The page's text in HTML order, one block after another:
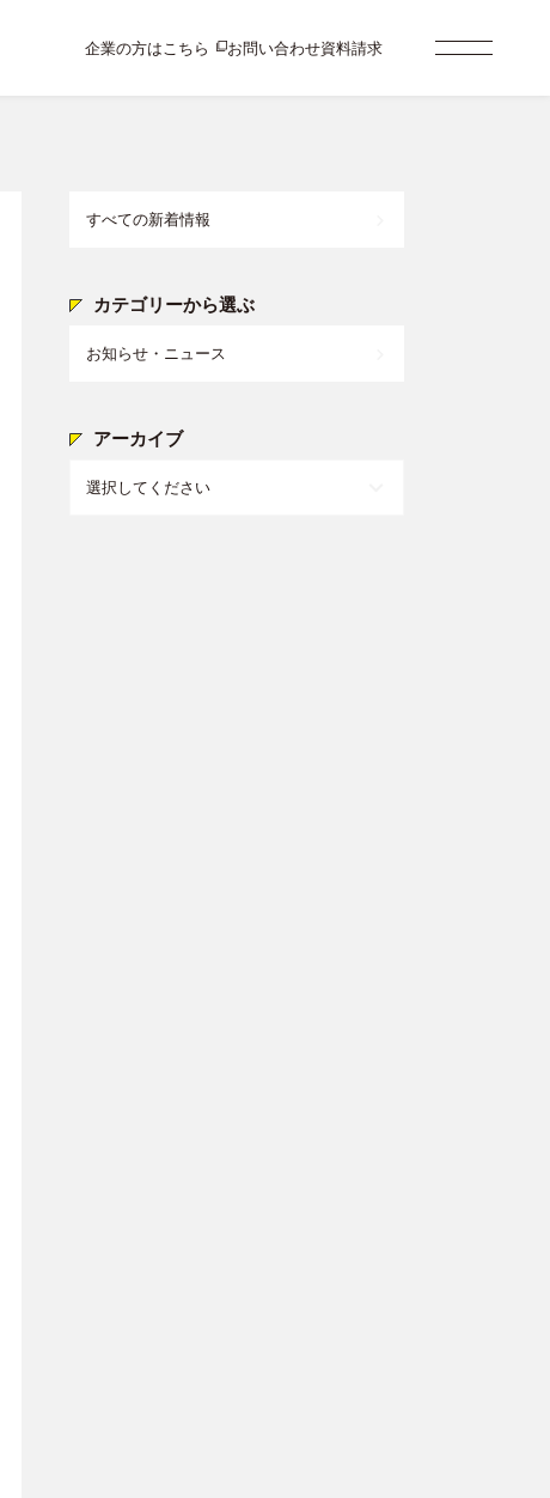
企業の方はこちら お問い合わせ資料請求
すべての新着情報
カテゴリーから選ぶ
お知らせ・ニュース
アーカイブ